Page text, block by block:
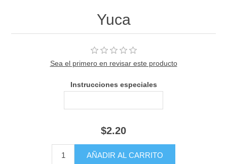
Yuca
Sea el primero en revisar este producto
Instrucciones especiales
$2.20